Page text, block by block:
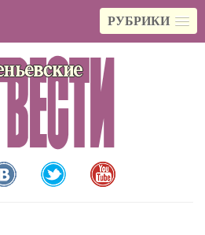
РУБРИКИ